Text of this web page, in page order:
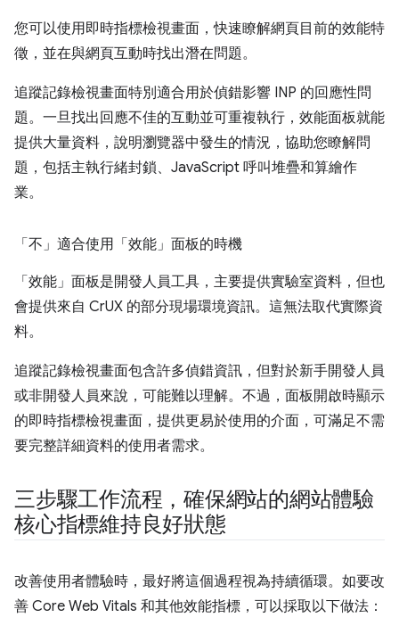
您可以使用即時指標檢視畫面，快速瞭解網頁目前的效能特
徵，並在與網頁互動時找出潛在問題。
追蹤記錄檢視畫面特別適合用於偵錯影響 INP 的回應性問
題。一旦找出回應不佳的互動並可重複執行，效能面板就能
提供大量資料，說明瀏覽器中發生的情況，協助您瞭解問
題，包括主執行緒封鎖、JavaScript 呼叫堆疊和算繪作
業。
「不」 適合使用「效能」面板的時機
「效能」面板是開發人員工具，主要提供實驗室資料，但也
會提供來自 CrUX 的部分現場環境資訊。這無法取代實際資
料。
追蹤記錄檢視畫面包含許多偵錯資訊，但對於新手開發人員
或非開發人員來說，可能難以理解。不過，面板開啟時顯示
的即時指標檢視畫面，提供更易於使用的介面，可滿足不需
要完整詳細資料的使用者需求。
三步驟工作流程，確保網站的網站體驗
核心指標維持良好狀態
改善使用者體驗時，最好將這個過程視為持續循環。如要改
善 Core Web Vitals 和其他效能指標，可以採取以下做法：